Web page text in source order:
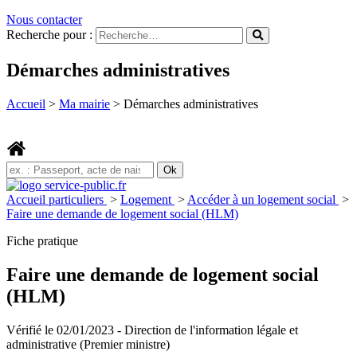
Nous contacter
Recherche pour :
Démarches administratives
Accueil > Ma mairie > Démarches administratives
Accueil particuliers > Logement > Accéder à un logement social >
Faire une demande de logement social (HLM)
Fiche pratique
Faire une demande de logement social
(HLM)
Vérifié le 02/01/2023 - Direction de l'information légale et
administrative (Premier ministre)